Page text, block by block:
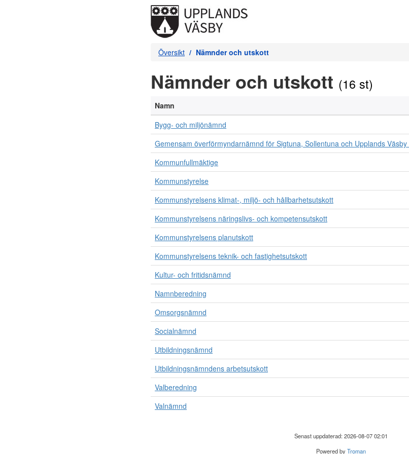
Översikt Nämnder och utskott
Nämnder och utskott (16 st)
Namn
Bygg- och miljönämnd
Gemensam överförmyndarnämnd för Sigtuna, Sollentuna och Upplands
Kommunfullmäktige
Kommunstyrelse
Kommunstyrelsens klimat-, miljö- och hållbarhetsutskott
Kommunstyrelsens näringslivs- och kompetensutskott
Kommunstyrelsens planutskott
Kommunstyrelsens teknik- och fastighetsutskott
Kultur- och fritidsnämnd
Namnberedning
Omsorgsnämnd
Socialnämnd
Utbildningsnämnd
Utbildningsnämndens arbetsutskott
Valberedning
Valnämnd
Senast uppdaterad: 2026-08-07 02:01
Powered byTroman